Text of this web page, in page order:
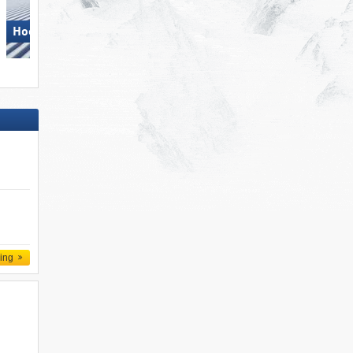
Hochkönig Zillertal Arena